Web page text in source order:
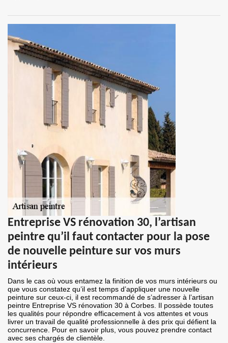
Entreprise VS rénovation 30, l’artisan
peintre qu’il faut contacter pour la pose
de nouvelle peinture sur vos murs
intérieurs
Dans le cas où vous entamez la finition de vos murs intérieurs ou
que vous constatez qu’il est temps d’appliquer une nouvelle
peinture sur ceux-ci, il est recommandé de s’adresser à l’artisan
peintre Entreprise VS rénovation 30 à Corbes. Il possède toutes
les qualités pour répondre efficacement à vos attentes et vous
livrer un travail de qualité professionnelle à des prix qui défient la
concurrence. Pour en savoir plus, vous pouvez prendre contact
avec ses chargés de clientèle.